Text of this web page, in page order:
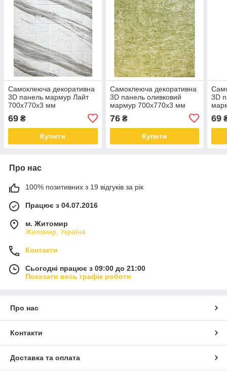
Самоклеюча декоративна
3D панель мармур Лайт
700x770x3 мм
69 ₴
Купити
Самоклеюча декоративна
3D панель оливковий
мармур 700x770x3 мм
76₴
Купити
3D
69
Про нас
100% позитивних з 19 відгуків за рік
Працює з 04.07.2016
м. Житомир
Житомир, Україна
Контакти
Сьогодні працює з 09:00 до 21:00
Показати весь графік роботи
Про нас
Контакти
Доставка та оплата